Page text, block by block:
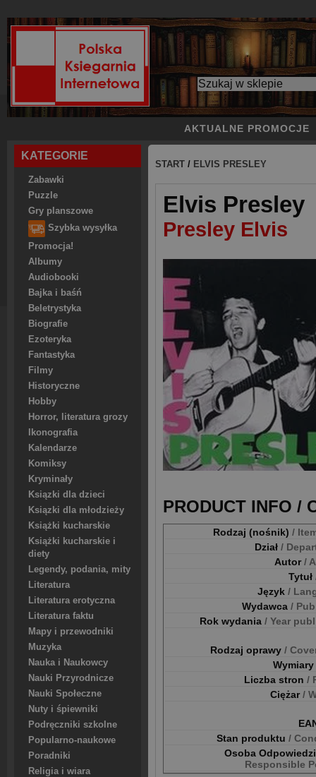
AKTUALNE PROMOCJE
KATEGORIE
Zabawki
Puzzle
Gry planszowe
Szybka wysyłka
Promocja!
Albumy
Audiobooki
Bajka i baśń
Beletrystyka
Biografie
Ezoteryka
Fantastyka
Filmy
Historyczne
Hobby
Horror, literatura grozy
Ikonografia
Kalendarze
Komiksy
Kryminały
Ksiązki dla dzieci
Ksiązki dla młodzieży
Książki kucharskie
Książki kucharskie i
diety
Legendy, podania, mity
Literatura
Literatura erotyczna
Literatura faktu
Mapy i przewodniki
Muzyka
Nauka i Naukowcy
Nauki Przyrodnicze
Nauki Społeczne
Nuty i śpiewniki
Podręczniki szkolne
Popularno-naukowe
Poradniki
Religia i wiara
START / ELVIS PRESLEY
Elvis Presley
Presley Elvis
PRODUCT INFO /
Rodzaj (nośnik) /
Dział /
Autor/
Tytuł
Język /
Wydawca /
Rok wydania / Year
Rodzaj oprawy /
Wymiary
Liczba stron /
Ciężar/
Stan produktu /
Osoba
Responsible